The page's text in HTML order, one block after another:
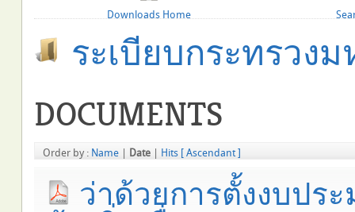
Downloads Home
ระเบียบกระทรวง
DOCUMENTS
Order by : Name Date Hits [ Ascendant ]
ว่าด้วยการตั้งงบปร